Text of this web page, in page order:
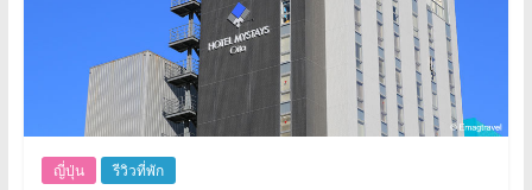
ญี่ปุ่น รีวิวที่พัก